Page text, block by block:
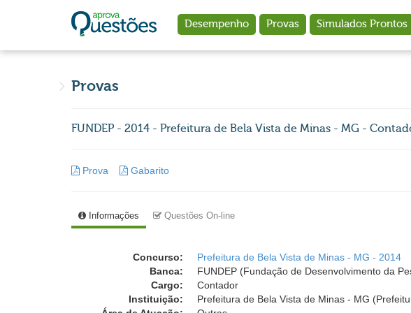
Desempenho Provas Simulados Prontos
Provas
FUNDEP - 2014 - Prefeitura de Bela Vista de Minas - MG -
Prova Gabarito
Informações Questões On-line
Concurso:
Prefeitura de Bela Vista de Minas - MG - 2014
Banca:
FUNDEP (Fundação de Desenvolvimento da
Cargo:
Contador
Instituição:
Prefeitura de Bela Vista de Minas - MG